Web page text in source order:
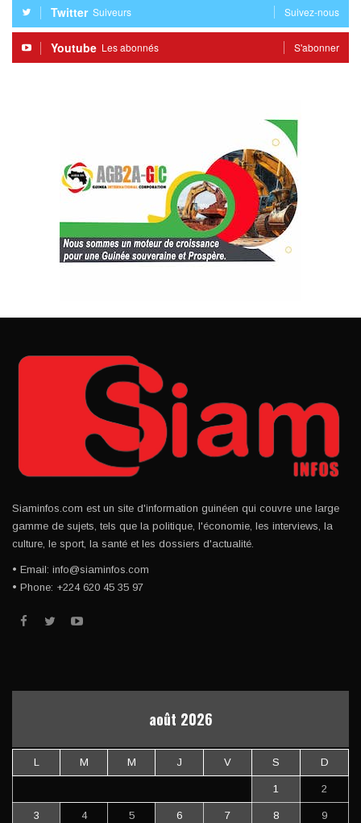
Twitter Suiveurs Suivez-nous
Youtube Les abonnés S'abonner
Siaminfos.com est un site d'information guinéen qui couvre une large
gamme de sujets, tels que la politique, l'économie, les interviews, la
culture, le sport, la santé et les dossiers d'actualité.
• Email: info@siaminfos.com
• Phone: +224 620 45 35 97
août 2026
L M M J V S D
1 2
3 4 5 6 7 8 9